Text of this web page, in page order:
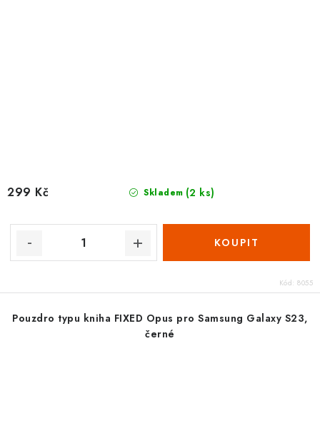
Skladem (2 ks)
299 Kč
Kód: 8055
Pouzdro typu kniha FIXED Opus pro Samsung Galaxy S23,
černé